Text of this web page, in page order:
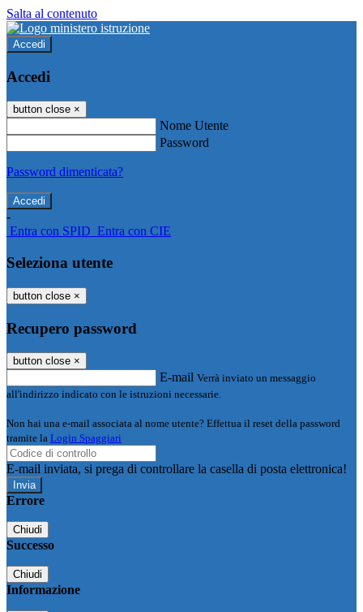
Salta al contenuto
Accedi
Accedi
button close ×
Nome Utente
Password
Password dimenticata?
-
Entra con SPID Entra con CIE
Seleziona utente
button close ×
Recupero password
button close ×
E-mail Verrà inviato un messaggio
all'indirizzo indicato con le istruzioni necessarie.
Non hai una e-mail associata al nome utente? Effettua il reset della password
tramite la Login Spaggiari
E-mail inviata, si prega di controllare la casella di posta elettronica!
Errore
Chiudi
Successo
Chiudi
Informazione